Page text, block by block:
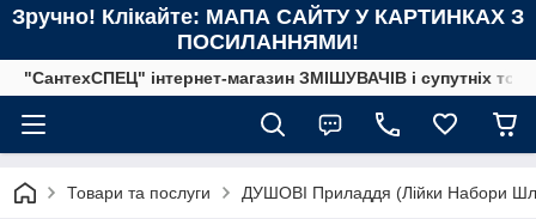
Зручно! Клікайте: МАПА САЙТУ У КАРТИНКАХ З
ПОСИЛАННЯМИ!
"СантехСПЕЦ" інтернет-магазин ЗМІШУВАЧІВ і супутніх
Товари та послуги ДУШОВІ Приладдя (Лійки Набори